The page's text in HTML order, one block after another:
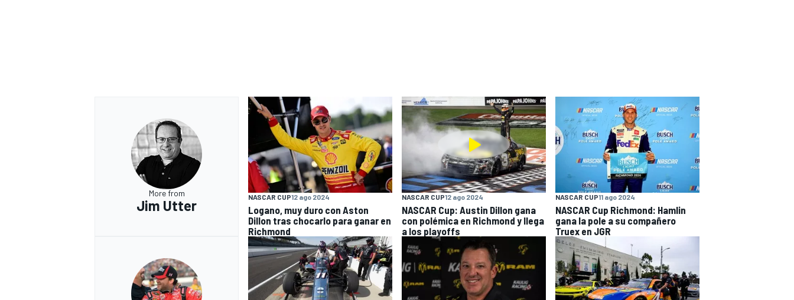
More from
Jim Utter
NASCAR CUP12 ago 2024
Logano, muy duro con Aston
Dillon tras chocarlo para ganar en
Richmond
NASCAR CUP12 ago 2024
NASCAR Cup: Austin Dillon gana
con polémica en Richmond y llega
a los playoffs
NASCAR CUP11 ago 2024
NASCAR Cup Richmond: Hamlin
gana la pole a su compañero
Truex en JGR